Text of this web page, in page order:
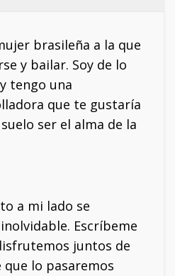
brasileña a la que
y bailar. Soy de lo
tengo una
que te gustaría
ser el alma de la
a mi lado se
Escríbeme
juntos de
que lo pasaremos